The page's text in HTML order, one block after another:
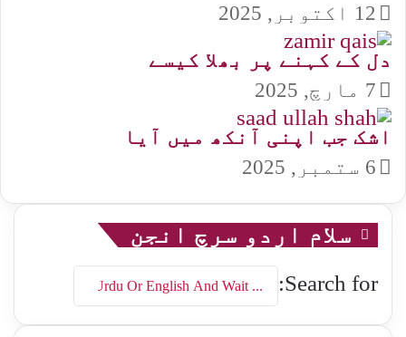
12 اکتوبر, 2025
دل کے کہنے پر بھلا کیسے
7 مارچ, 2025
اشک جب اپنی آنکھ میں آیا
6 ستمبر, 2025
سلام اردو سرچ انجن
Search for: